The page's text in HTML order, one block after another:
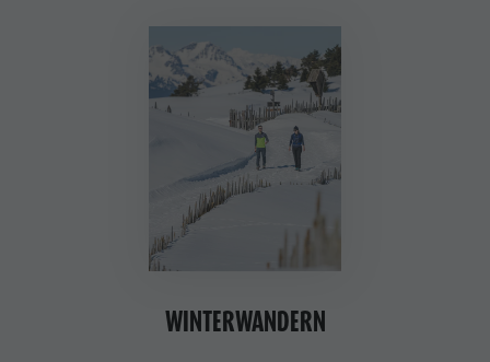
WINTERWANDERN